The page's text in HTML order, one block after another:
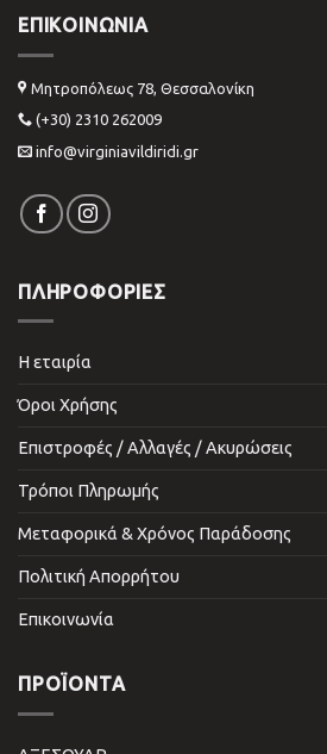
ΕΠΙΚΟΙΝΩΝΊΑ
Μητροπόλεως 78, Θεσσαλονίκη
(+30) 2310 262009
info@virginiavildiridi.gr
ΠΛΗΡΟΦΟΡΙΕΣ
Η εταιρία
Όροι Χρήσης
Επιστροφές / Αλλαγές / Ακυρώσεις
Τρόποι Πληρωμής
Μεταφορικά & Χρόνος Παράδοσης
Πολιτική Απορρήτου
Επικοινωνία
ΠΡΟΪΌΝΤΑ